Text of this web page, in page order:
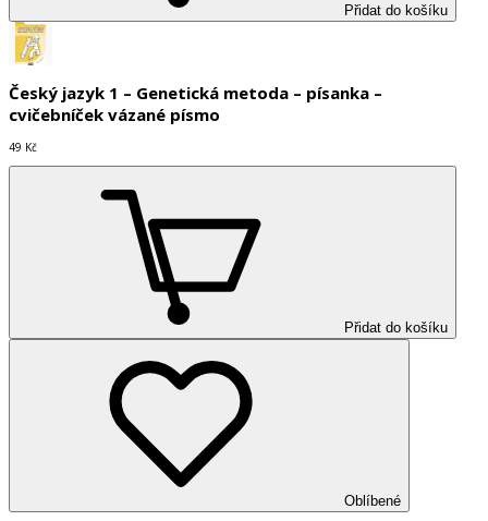
Přidat do košíku
Český jazyk 1 – Genetická metoda – písanka –
cvičebníček vázané písmo
49 Kč
Přidat do košíku
Oblíbené